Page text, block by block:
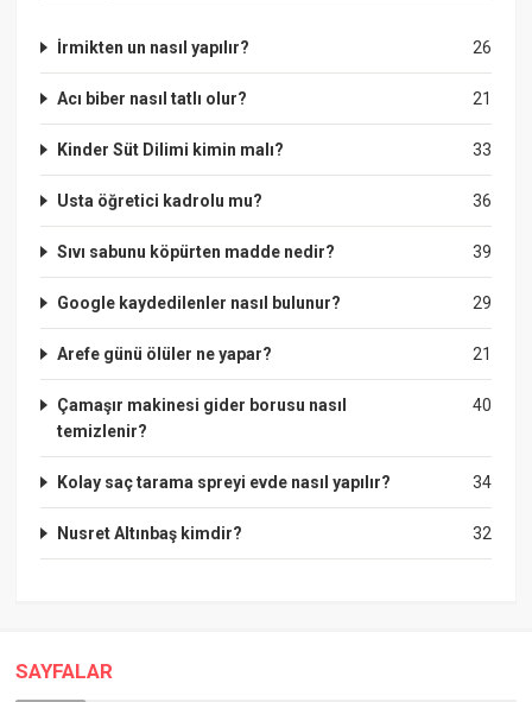
26
İrmikten un nasıl yapılır?
21
Acı biber nasıl tatlı olur?
33
Kinder Süt Dilimi kimin malı?
36
Usta öğretici kadrolu mu?
39
Sıvı sabunu köpürten madde nedir?
29
Google kaydedilenler nasıl bulunur?
21
Arefe günü ölüler ne yapar?
40
Çamaşır makinesi gider borusu nasıl
temizlenir?
34
Kolay saç tarama spreyi evde nasıl yapılır?
32
Nusret Altınbaş kimdir?
SAYFALAR